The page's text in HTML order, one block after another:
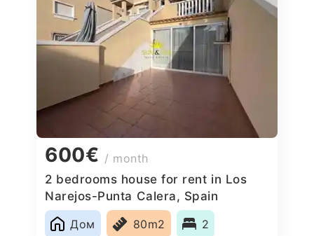
600€ / month
2 bedrooms house for rent in Los
Narejos-Punta Calera, Spain
Дом
80m2 2